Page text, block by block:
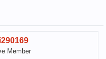
Member